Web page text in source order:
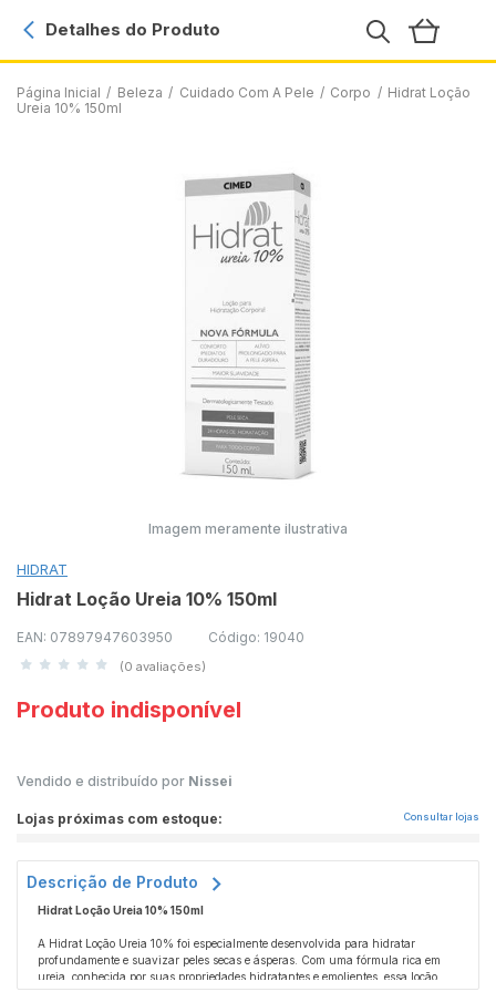
Página Inicial / Beleza / Cuidado Com A Pele / Corpo / Hidrat Loção
Ureia 10% 150ml
Detalhes do Produto
Imagem meramente ilustrativa
HIDRAT
Hidrat Loção Ureia 10% 150ml
EAN: 07897947603950 Código: 19040
(0 avaliações)
Produto indisponível
Vendido e distribuído por Nissei
Lojas próximas com estoque: Consultar lojas
Descrição de Produto
Hidrat Loção Ureia 10% 150ml
A Hidrat Loção Ureia 10% foi especialmente desenvolvida para hidratar
profundamente e suavizar peles secas e ásperas. Com uma fórmula rica em
ureia, conhecida por suas propriedades hidratantes e emolientes, essa loção